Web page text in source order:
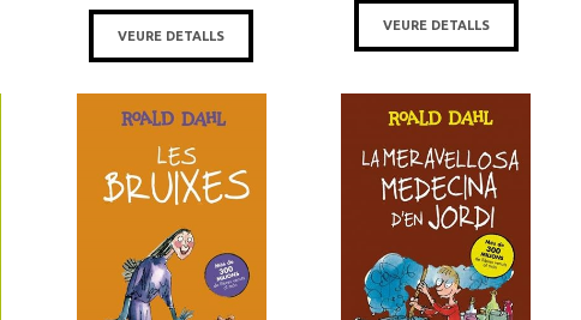
VEURE DETALLS
VEURE DETALLS